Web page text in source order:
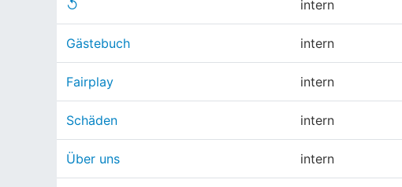
↺ intern
Gästebuch intern
Fairplay intern
Schäden intern
Über uns intern